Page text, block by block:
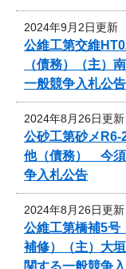
2024年9月2日更新
公維工第交維
（債務）（主）
一般競争入札公告
2024年8月26日更新
公砂工第砂メ
他（債務） 今
争入札公告
2024年8月26日更新
公維工第橋補5
補修）（主）大
関する一般競争